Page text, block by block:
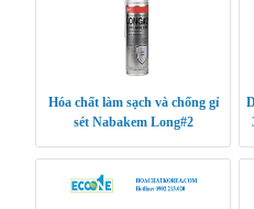
Hóa chất làm sạch và chống gỉ
sét Nabakem Long#2